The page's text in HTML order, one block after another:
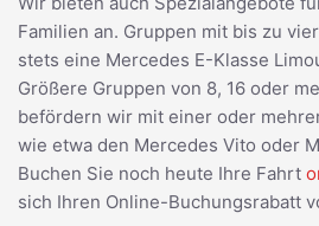
Familien an. Gruppen mit bis zu
stets eine Mercedes E-Klasse
Größere Gruppen von 8, 16 oder
befördern wir mit einer oder
wie etwa den Mercedes Vito oder
Buchen Sie noch heute Ihre Fahrt
sich Ihren Online-Buchungsrabatt